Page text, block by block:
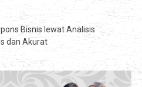
Bisnis lewat Analisis
dan Akurat